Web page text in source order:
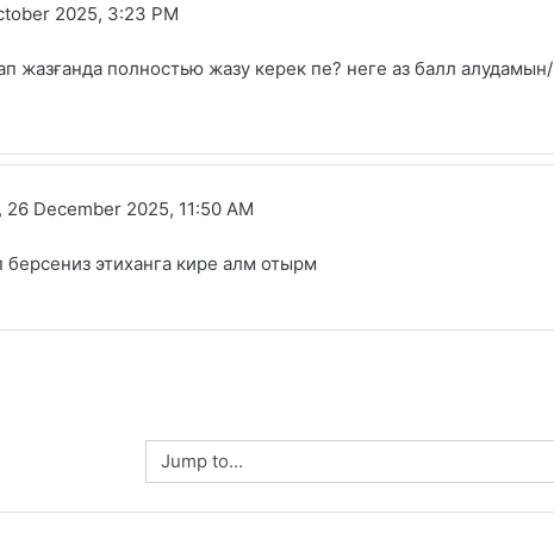
2025, 3:23 PM
жазғанда полностью жазу керек пе? неге аз балл алудамын/
26 December 2025, 11:50 AM
этиханга кире алм отырм
Jump to...